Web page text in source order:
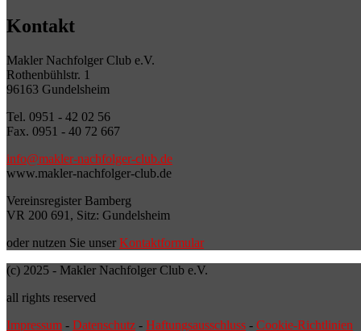
Kontakt
Makler Nachfolger Club e.V.
Rothenbühlstr. 1
96163 Gundelsheim
Tel. 0951 - 42 02 56
Fax. 0951 - 40 72 667
info@makler-nachfolger-club.de
www.makler-nachfolger-club.de
Vereinsregister Bamberg
VR 200 691, Sitz: Gundelsheim
oder nutzen Sie unser Kontaktformular
(c) 2025 - Makler Nachfolger Club e.V.
all rights reserved
Impressum - Datenschutz - Haftungsausschluss - Cookie-Richtlinien